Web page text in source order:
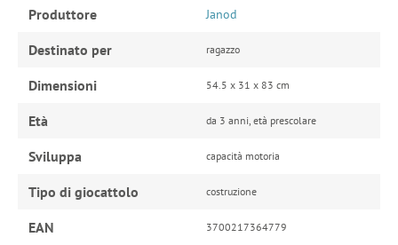
Produttore Janod
Destinato per ragazzo
Dimensioni 54.5 x 31 x 83 cm
Età da 3 anni, età prescolare
Sviluppa capacità motoria
Tipo di giocattolo costruzione
EAN 3700217364779